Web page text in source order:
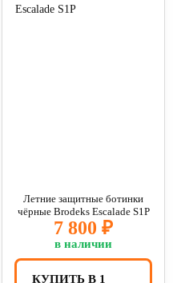
Летние защитные ботинки
чёрные Brodeks Escalade S1P
7 800 ₽
в наличии
КУПИТЬ В 1